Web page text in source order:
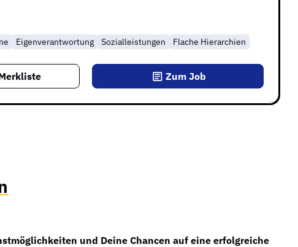
Eigenverantwortung Sozialleistungen
Flache Hierarchien
Zum Job
und Deine Chancen auf eine erfolgreiche